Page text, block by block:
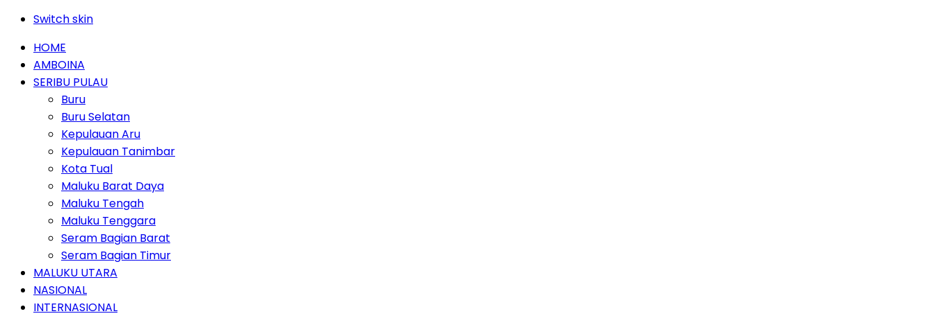
Switch skin
HOME
AMBOINA
SERIBU PULAU
Buru
Buru Selatan
Kepulauan Aru
Kepulauan Tanimbar
Kota Tual
Maluku Barat Daya
Maluku Tengah
Maluku Tenggara
Seram Bagian Barat
Seram Bagian Timur
MALUKU UTARA
NASIONAL
INTERNASIONAL